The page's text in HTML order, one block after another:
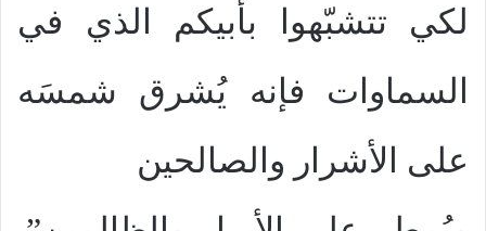
لكي تتشبّهوا بأبيكم الذي في
السماوات فإنه يُشرق شمسَه
على الأشرار والصالحين